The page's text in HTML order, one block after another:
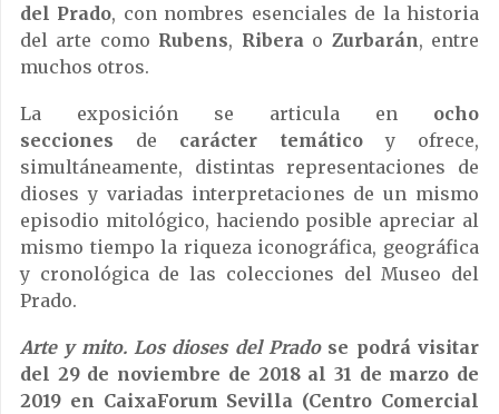
del Prado, con nombres esenciales de la historia
del arte como Rubens, Ribera o Zurbarán, entre
muchos otros.
La exposición se articula en ocho
secciones de carácter temáticoy ofrece,
simultáneamente, distintas representaciones de
dioses y variadas interpretaciones de un mismo
episodio mitológico, haciendo posible apreciar al
mismo tiempo la riqueza iconográfica, geográfica
y cronológica de las colecciones del Museo del
Prado.
Arte y mito. Los dioses del Pradose podrá visitar
del 29 de noviembre de 2018 al 31 de marzo de
2019 en CaixaForum Sevilla (Centro Comercial